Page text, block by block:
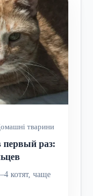
тварини
первый раз:
котят, чаще